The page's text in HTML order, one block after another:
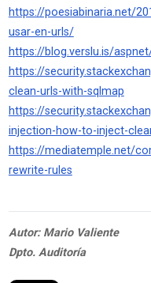
https://poesiabinaria.net/
usar-en-urls/
https://blog.verslu.is/
https://
clean-urls-with-sqlmap
https://
injection-how-to-inject-
https://mediatemple.net/
rewrite-rules
Autor: Mario Valiente
Dpto. Auditoría